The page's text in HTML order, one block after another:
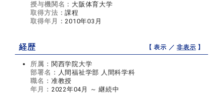
授与機関名： 大阪体育大学
取得方法：課程
取得年月：2010年03月
経歴 【 表示 ／非表示 】
所属： 関西学院大学
部署名： 人間福祉学部 人間科学科
職名： 准教授
年月： 2022年04月 ～ 継続中